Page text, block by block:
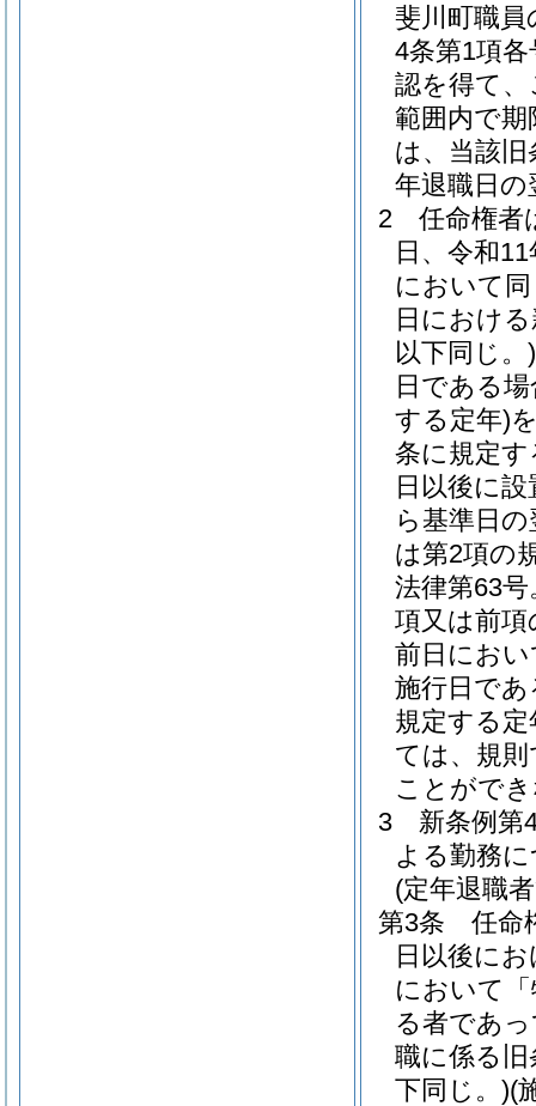
斐川町職
4条第1項
認を得て
範囲内で
は、当該
年退職日
2
任命権者
日、令和
において
日におけ
以下同じ。)
日である
する定年)
条に規定
日以後に
ら基準日
は第2項の
法律第63
項又は前
前日にお
施行日で
規定する定
ては、規
ことがで
3
新条例第
よる勤務
(定年退職
第3条
任命
日以後に
において
る者であ
職に係る旧
下同じ。)(